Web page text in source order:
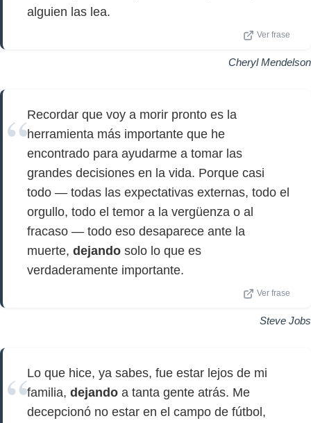
alguien las lea.
Ver frase
Cheryl Mendelson
Recordar que voy a morir pronto es la
herramienta más importante que he
encontrado para ayudarme a tomar las
grandes decisiones en la vida. Porque casi
todo — todas las expectativas externas, todo el
orgullo, todo el temor a la vergüenza o al
fracaso — todo eso desaparece ante la
muerte, dejando solo lo que es
verdaderamente importante.
Ver frase
Steve Jobs
Lo que hice, ya sabes, fue estar lejos de mi
familia, dejando a tanta gente atrás. Me
decepcionó no estar en el campo de fútbol,